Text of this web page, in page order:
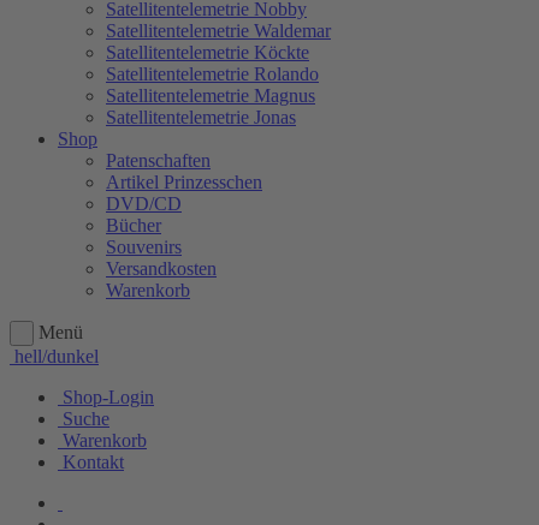
Satellitentelemetrie Nobby
Satellitentelemetrie Waldemar
Satellitentelemetrie Köckte
Satellitentelemetrie Rolando
Satellitentelemetrie Magnus
Satellitentelemetrie Jonas
Shop
Patenschaften
Artikel Prinzesschen
DVD/CD
Bücher
Souvenirs
Versandkosten
Warenkorb
Menü
hell/dunkel
Shop-Login
Suche
Warenkorb
Kontakt